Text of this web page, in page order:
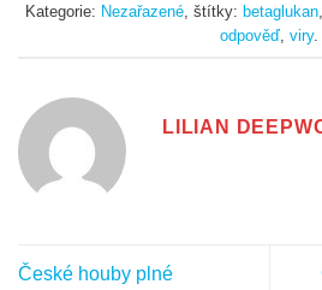
Kategorie: Nezařazené, štítky: betaglukan,
odpověď, viry.
LILIAN
České houby plné